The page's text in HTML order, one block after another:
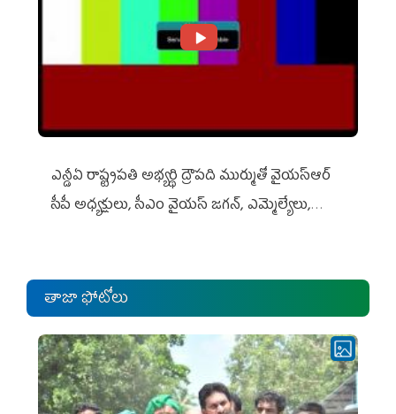
ఎన్డీఏ రాష్ట్ర‌ప‌తి అభ్య‌ర్థి ద్రౌప‌ది ముర్ముతో వైయ‌స్ఆర్
సీపీ అధ్య‌క్షులు, సీఎం వైయ‌స్ జ‌గ‌న్, ఎమ్మెల్యేలు,
తాజా ఫోటోలు